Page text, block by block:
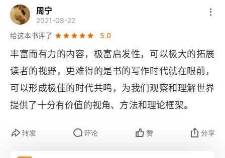
周宁
2021-08-22
给这本书评了
5.0
丰富而有力的内容，极富启发性，可以极大的拓展
读者的视野，更难得的是书的写作时代就在眼前，
可以形成极佳的时代共鸣，为我们观察和理解世界
提供了十分有价值的视角、方法和理论框架。
转发 评论 赞 分享